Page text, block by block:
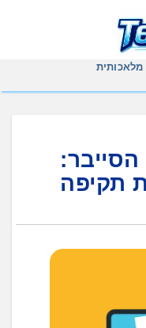
מלאכותית
הסייבר:
תקיפה